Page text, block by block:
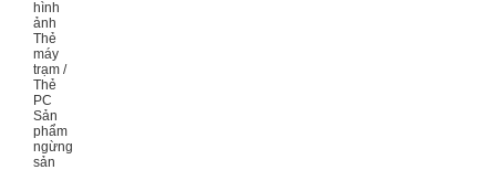
hình
ảnh
Thẻ
máy
trạm /
Thẻ
PC
Sản
phẩm
ngừng
sản